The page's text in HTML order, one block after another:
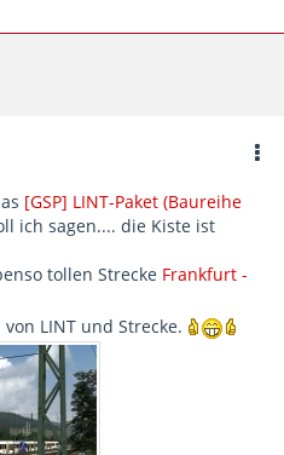
[GSP] LINT-Paket (Baureihe
ich sagen.... die Kiste ist
tollen Strecke Frankfurt -
LINT und Strecke.